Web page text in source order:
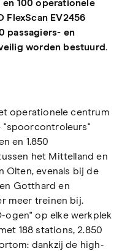
100 operationele
FlexScan EV2456
passagiers- en
worden bestuurd.
operationele centrum
"spoorcontroleurs"
en 1.850
het Mittelland en
Olten, evenals bij de
Gotthard en
meer treinen bij.
ogen" op elke werkplek
188 stations, 2.850
dankzij de high-